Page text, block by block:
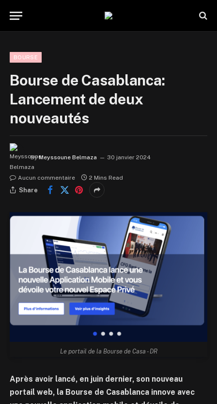
BOURSE
Bourse de Casablanca:
Lancement de deux
nouveautés
By Meyssoune Belmaza 30 janvier 2024
Aucun commentaire 2 Mins Read
Share
Le portail de la Bourse de Casa - DR
Après avoir lancé, en juin dernier, son nouveau
portail web, la Bourse de Casablanca innove avec